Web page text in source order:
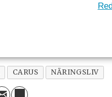
CARUS NÄRINGSLIV